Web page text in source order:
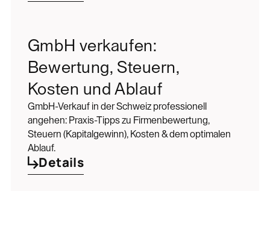
GmbH verkaufen:
Bewertung, Steuern,
Kosten und Ablauf
GmbH-Verkauf in der Schweiz professionell
angehen: Praxis-Tipps zu Firmenbewertung,
Steuern (Kapitalgewinn), Kosten & dem optimalen
Ablauf.
Details